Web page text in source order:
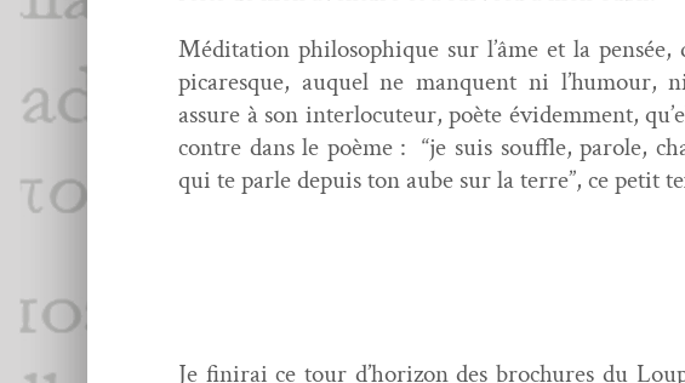
Médi­ta­tion philosophique sur l’âme et la
picaresque, auquel ne man­quent ni
assure à son inter­locu­teur, poète évidem­ment,
con­tre dans le poème : “je suis souf­fle, parole,
qui te par­le depuis ton aube sur la terre”, ce petit
Je fini­rai ce tour d’hori­zon des brochures du